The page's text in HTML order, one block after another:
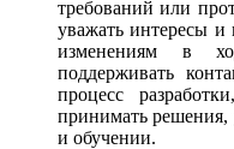
требований или
уважать интересы
изменениям в
поддерживать
процесс
принимать решения,
и обучении.